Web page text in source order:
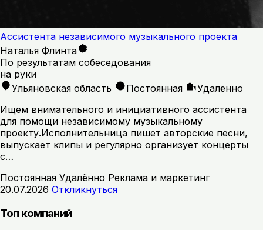
Ассистента независимого музыкального проекта
Наталья Флинта
По результатам собеседования
на руки
Ульяновская область
Постоянная
Удалённо
Ищем внимательного и инициативного ассистента
для помощи независимому музыкальному
проекту.Исполнительница пишет авторские песни,
выпускает клипы и регулярно организует концерты
с…
Постоянная Удалённо Реклама и маркетинг
20.07.2026 Откликнуться
Топ компаний